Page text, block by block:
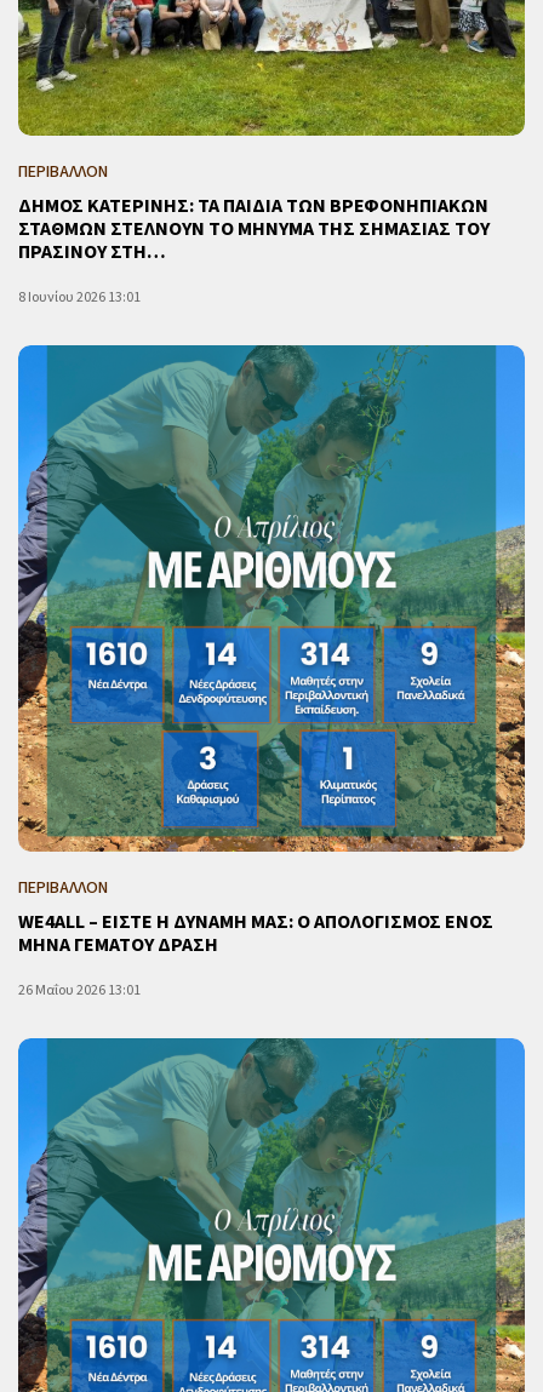
ΠΕΡΙΒΑΛΛΟΝ
ΔΗΜΟΣ ΚΑΤΕΡΙΝΗΣ: ΤΑ ΠΑΙΔΙΑ ΤΩΝ ΒΡΕΦΟΝΗΠΙΑΚΩΝ
ΣΤΑΘΜΩΝ ΣΤΕΛΝΟΥΝ ΤΟ ΜΗΝΥΜΑ ΤΗΣ ΣΗΜΑΣΙΑΣ ΤΟΥ
ΠΡΑΣΙΝΟΥ ΣΤΗ…
8 Ιουνίου 2026 13:01
ΠΕΡΙΒΑΛΛΟΝ
WE4ALL – ΕΙΣΤΕ Η ΔΥΝΑΜΗ ΜΑΣ: Ο ΑΠΟΛΟΓΙΣΜΟΣ ΕΝΟΣ
ΜΗΝΑ ΓΕΜΑΤΟΥ ΔΡΑΣΗ
26 Μαΐου 2026 13:01